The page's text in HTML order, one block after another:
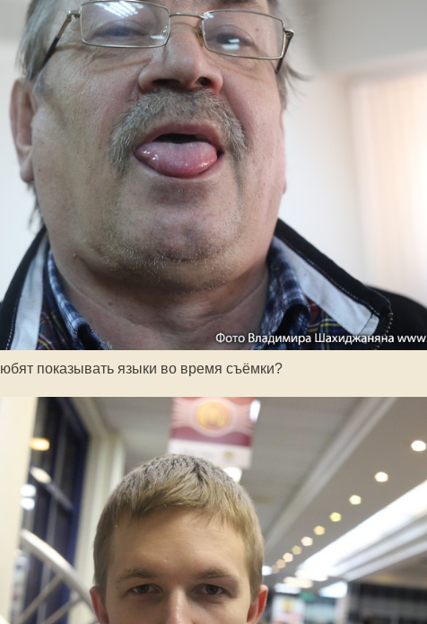
показывать языки во время съёмки?